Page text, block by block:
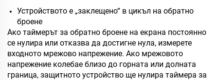
Устройството е „заклещено“ в цикъл на обратно
броене
Ако таймерът за обратно броене на екрана постоянно
се нулира или отказва да достигне нула, измерете
входното мрежово напрежение. Ако мрежовото
напрежение колебае близо до горната или долната
граница, защитното устройство ще нулира таймера за